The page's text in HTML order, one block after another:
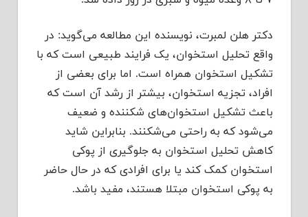
دکتر هلن لمبرت، نویسنده این مطالعه می‌گوید: در
واقع تحلیل استخوان، یک فرایند طبیعی است که با
تشکیل استخوان همراه است. اما برای بعضی از
افراد، تجزیه استخوان، بیشتر از رشد آن است که
باعث تشکیل استخوان‌های شکننده و ضعیف
می‌شود که به راحتی می‌شکنند. بنابراین شاید
کاهش تحلیل استخوان به جلوگیری از پوکی
استخوان کمک کند یا برای افرادی که در حال حاضر
به پوکی استخوان مبتلا هستند، مفید باشد.